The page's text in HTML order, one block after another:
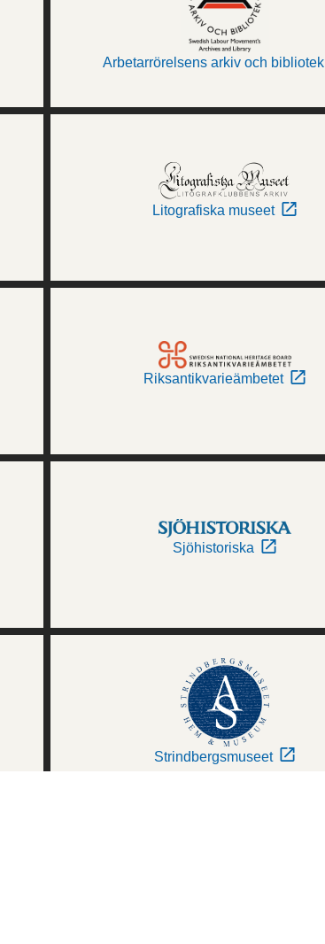
Arbetarrörelsens arkiv och bibliotek
Litografiska museet
Riksantikvarieämbetet
Sjöhistoriska
Strindbergsmuseet